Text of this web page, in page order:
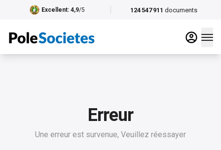
124 547 911 documents
Excellent: 4,9/5
Erreur
Une erreur est survenue, Veuillez réessayer